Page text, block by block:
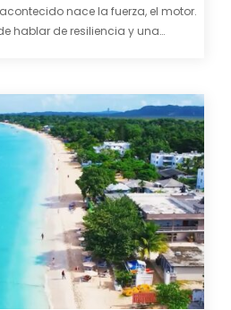
nace la fuerza, el motor.
hablar de resiliencia y una